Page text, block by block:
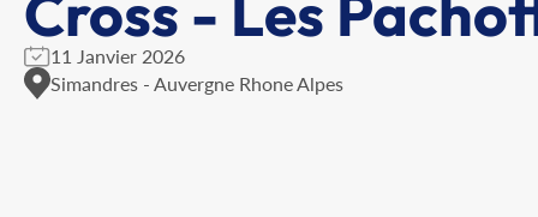
11 Janvier 2026
Simandres - Auvergne Rhone Alpes